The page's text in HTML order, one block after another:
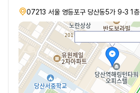
07213 서울 영등포구 당산동5가 9-3 1층